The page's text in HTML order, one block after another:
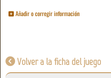
Añadir o corregir información
Volver a la ficha del juego